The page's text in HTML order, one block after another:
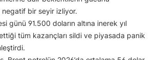
bir seyir izliyor.
günü 91.500 doların altına inerek yıl
tüm kazançları sildi ve piyasada panik